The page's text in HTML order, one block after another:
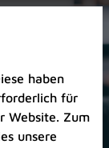
haben
für
Website. Zum
unsere